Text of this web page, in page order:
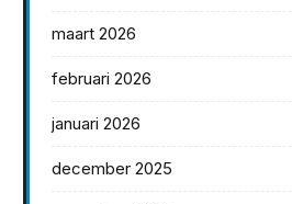
maart 2026
februari 2026
januari 2026
december 2025